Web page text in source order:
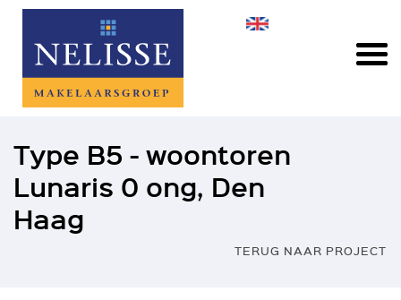
Type B5 - woontoren
Lunaris 0 ong, Den
Haag
TERUG NAAR PROJECT